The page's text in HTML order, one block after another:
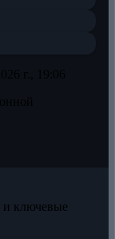
и ключевые